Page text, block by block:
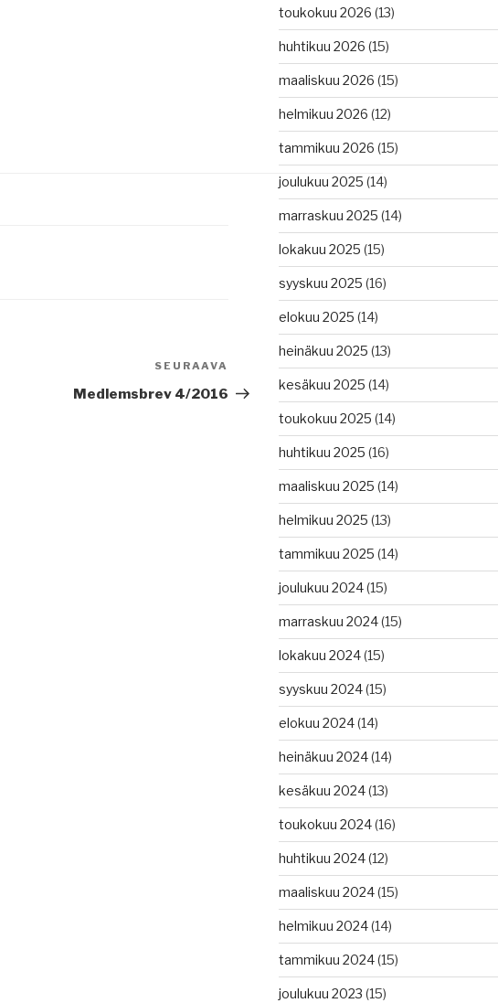
Seuraava
artikkeli
SEURAAVA
Medlemsbrev 4/2016
toukokuu 2026 (13)
huhtikuu 2026 (15)
maaliskuu 2026 (15)
helmikuu 2026 (12)
tammikuu 2026 (15)
joulukuu 2025 (14)
marraskuu 2025 (14)
lokakuu 2025 (15)
syyskuu 2025 (16)
elokuu 2025 (14)
heinäkuu 2025 (13)
kesäkuu 2025 (14)
toukokuu 2025 (14)
huhtikuu 2025 (16)
maaliskuu 2025 (14)
helmikuu 2025 (13)
tammikuu 2025 (14)
joulukuu 2024(15)
marraskuu 2024(15)
lokakuu 2024(15)
syyskuu 2024(15)
elokuu 2024(14)
heinäkuu 2024(14)
kesäkuu 2024(13)
toukokuu 2024(16)
huhtikuu 2024(12)
maaliskuu 2024(15)
helmikuu 2024(14)
tammikuu 2024(15)
joulukuu 2023 (15)